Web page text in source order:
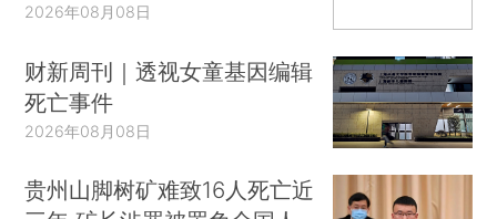
2026年08月08日
财新周刊｜透视女童基因编辑
死亡事件
2026年08月08日
贵州山脚树矿难致16人死亡近